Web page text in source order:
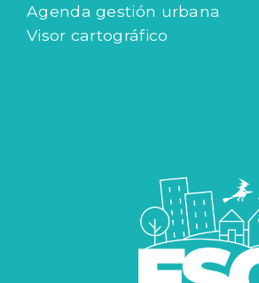
Agenda gestión urbana
Visor cartográfico